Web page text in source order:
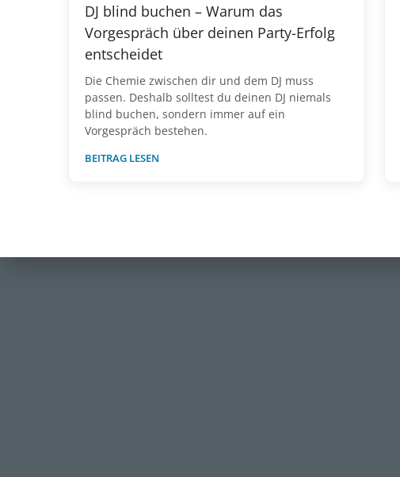
DJ blind buchen – Warum das
Vorgespräch über deinen Party-Erfolg
entscheidet
Die Chemie zwischen dir und dem DJ muss
passen. Deshalb solltest du deinen DJ niemals
blind buchen, sondern immer auf ein
Vorgespräch bestehen.
BEITRAG LESEN